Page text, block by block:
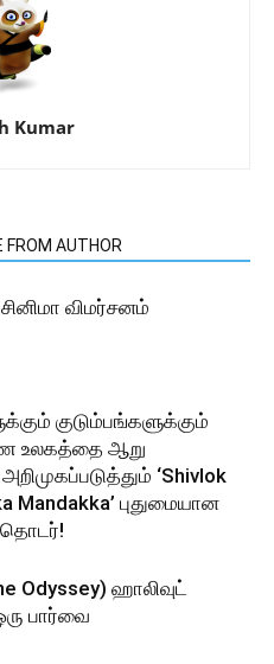
Kumar
FROM AUTHOR
விமர்சனம்
குடும்பங்களுக்கும்
உலகத்தை ஆறு
‘Shivlok
Mandakka’ புதுமையான
Odyssey) ஹாலிவுட்
பார்வை